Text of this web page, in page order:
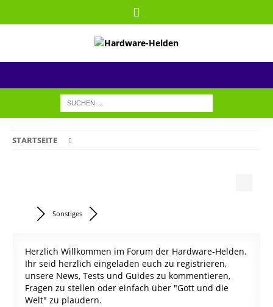
STARTSEITE
Sonstiges
Herzlich Willkommen im Forum der Hardware-Helden.
Ihr seid herzlich eingeladen euch zu registrieren,
unsere News, Tests und Guides zu kommentieren,
Fragen zu stellen oder einfach über "Gott und die
Welt" zu plaudern.